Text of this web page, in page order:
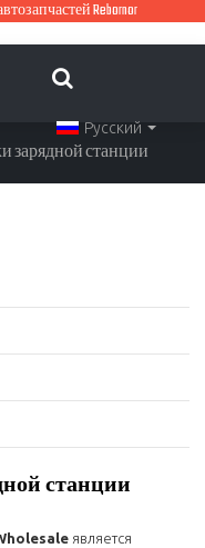
Rebornor
Русский
зарядной станции
станции
является